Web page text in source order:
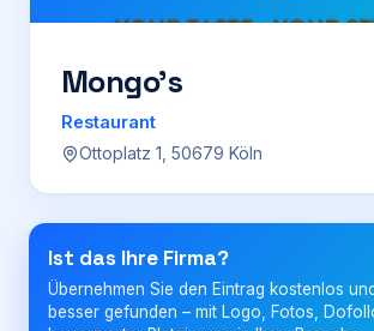
Preise
Für Firmen
Login
Firma eintragen
Mongo’s
Restaurant
Ottoplatz 1, 50679 Köln
Ist das Ihre Firma?
Übernehmen Sie den Eintrag kostenlos
besser gefunden – mit Logo, Fotos,